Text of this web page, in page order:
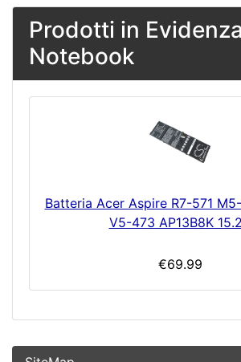
Prodotti in
Notebook
Batteria Acer Aspire R7-571
V5-473 AP13B8K
€69.99